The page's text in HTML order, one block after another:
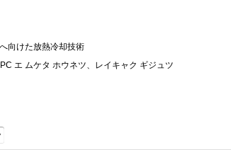
向けた放熱冷却技術
エ ムケタ ホウネツ、レイキャク ギジュツ